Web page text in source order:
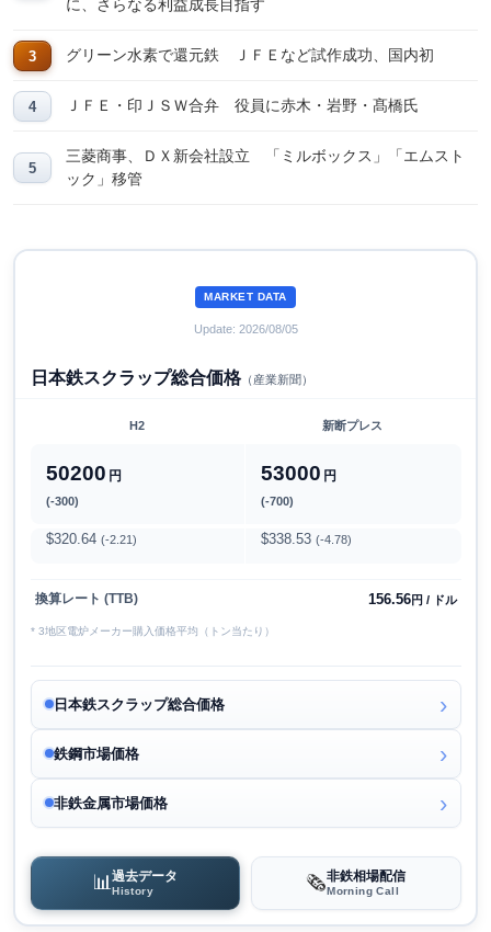
に、さらなる利益成長目指す
グリーン水素で還元鉄 ＪＦＥなど試作成功、国内初
ＪＦＥ・印ＪＳＷ合弁 役員に赤木・岩野・髙橋氏
三菱商事、ＤＸ新会社設立 「ミルボックス」「エムスト
ック」移管
MARKET DATA
Update: 2026/08/05
日本鉄スクラップ総合価格（産業新聞）
H2 新断プレス
50200 円
(-300)
53000 円
(-700)
$320.64 (-2.21) $338.53 (-4.78)
換算レート (TTB) 156.56円 / ドル
* 3地区電炉メーカー購入価格平均（トン当たり）
日本鉄スクラップ総合価格
鉄鋼市場価格
非鉄金属市場価格
📊過去データ
History 🗞️非鉄相場配信
Morning Call